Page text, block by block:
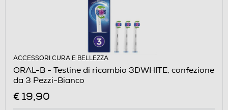
ACCESSORI CURA E BELLEZZA
ORAL-B - Testine di ricambio 3DWHITE, confezione
da 3 Pezzi-Bianco
€ 19,90